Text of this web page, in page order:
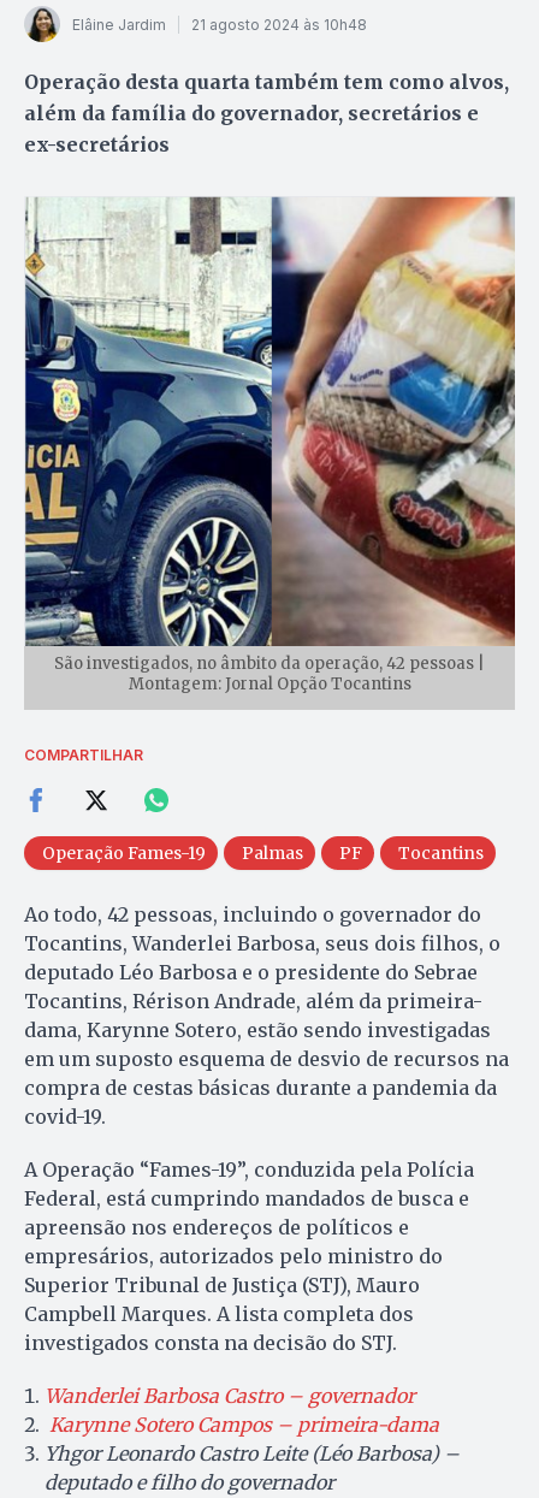
Elâine Jardim 21 agosto 2024 às 10h48
Operação desta quarta também tem como alvos,
além da família do governador, secretários e
ex-secretários
São investigados, no âmbito da operação, 42 pessoas |
Montagem: Jornal Opção Tocantins
COMPARTILHAR
Operação Fames-19 Palmas PF Tocantins
Ao todo, 42 pessoas, incluindo o governador do
Tocantins, Wanderlei Barbosa, seus dois filhos, o
deputado Léo Barbosa e o presidente do Sebrae
Tocantins, Rérison Andrade, além da primeira-
dama, Karynne Sotero, estão sendo investigadas
em um suposto esquema de desvio de recursos na
compra de cestas básicas durante a pandemia da
covid-19.
A Operação “Fames-19”, conduzida pela Polícia
Federal, está cumprindo mandados de busca e
apreensão nos endereços de políticos e
empresários, autorizados pelo ministro do
Superior Tribunal de Justiça (STJ), Mauro
Campbell Marques. A lista completa dos
investigados consta na decisão do STJ.
Wanderlei Barbosa Castro – governador
Karynne Sotero Campos – primeira-dama
Yhgor Leonardo Castro Leite (Léo Barbosa) –
deputado e filho do governador